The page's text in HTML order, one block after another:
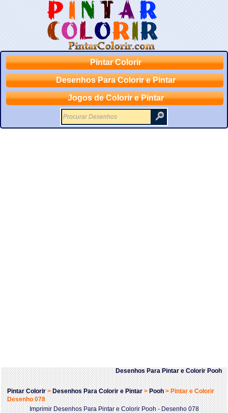
Pintar Colorir
Desenhos Para Colorir e Pintar
Jogos de Colorir e Pintar
Desenhos Para Pintar e Colorir Pooh
Pintar Colorir>Desenhos Para Colorir e Pintar>Pooh>Pintar e Colorir
Desenho 078
Imprimir Desenhos Para Pintar e Colorir Pooh - Desenho 078